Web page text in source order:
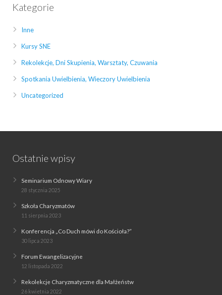
Kategorie
Inne
Kursy SNE
Rekolekcje, Dni Skupienia, Warsztaty, Czuwania
Spotkania Uwielbienia, Wieczory Uwielbienia
Uncategorized
Ostatnie wpisy
Seminarium Odnowy Wiary
28 stycznia 2025
Szkoła Charyzmatów
11 sierpnia 2023
Konferencja „Co Duch mówi do Kościoła?”
30 lipca 2023
Forum Ewangelizacyjne
12 listopada 2022
Rekolekcje Charyzmatyczne dla Małżeństw
26 kwietnia 2022